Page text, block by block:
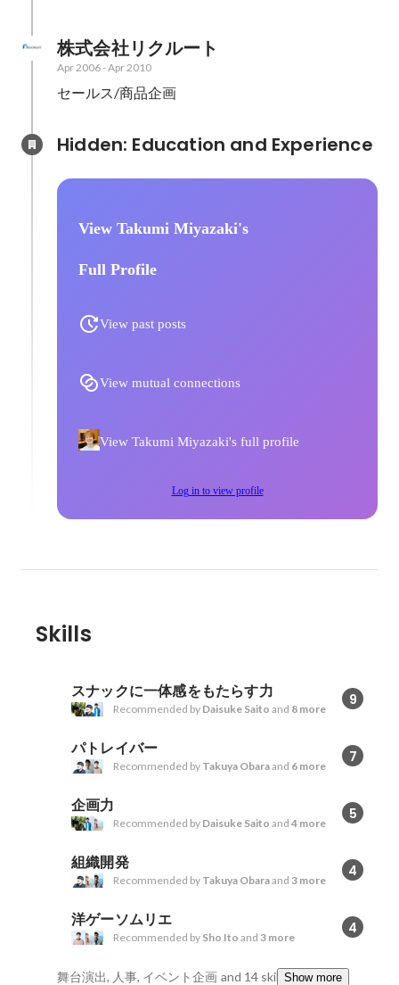
株式会社リクルート
Apr 2006-Apr 2010
セールス/商品企画
View Takumi Miyazaki's
Full Profile
View past posts
View mutual connections
View Takumi Miyazaki's full profile
Log in to view profile
Skills
スナックに一体感をもたらす力 9
Recommended by Daisuke Saito and 8 more
パトレイバー 7
Recommended by Takuya Obaraand 6 more
企画力 5
Recommended by Daisuke Saito and 4 more
組織開発 4
Recommended by Takuya Obaraand 3 more
洋ゲーソムリエ 4
Recommended by Sho Ito and 3 more
舞台演出, 人事, イベント企画 and 14 skillsShow more